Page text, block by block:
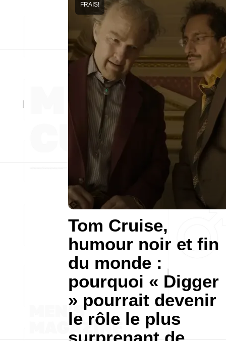
Tom Cruise,
humour noir et fin
du monde :
pourquoi « Digger
» pourrait devenir
le rôle le plus
surprenant de
FRAIS!